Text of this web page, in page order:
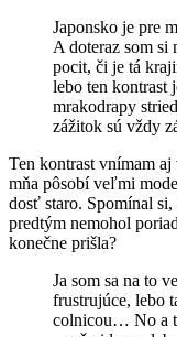
Japonsko je pre
A doteraz som si
pocit, či je tá
lebo ten kontrast
mrakodrapy
zážitok sú vždy
Ten kontrast vnímam aj
mňa pôsobí veľmi
dosť staro. Spomínal
predtým nemohol
konečne prišla?
Ja som sa na to
frustrujúce, lebo
colnicou… No a